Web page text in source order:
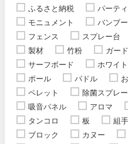
ふるさと納税
パーテ
モニュメント
バンブ
フェンス
スプレー台
製材
竹粉 ガー
サーフボード
ホワイ
ポール
パドル
ペレット
除菌スプレー
吸音パネル
アロマ
タンコロ
板 組
ブロック
カヌー